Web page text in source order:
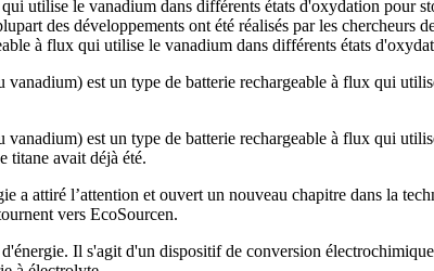
utilise le vanadium dans différents états d'oxydation
des développements ont été réalisés par les
à flux qui utilise le vanadium dans différents états
est un type de batterie rechargeable à flux qui
est un type de batterie rechargeable à flux qui
titane avait déjà été.
attiré l’attention et ouvert un nouveau chapitre dans la
vers EcoSourcen.
Il s'agit d'un dispositif de conversion